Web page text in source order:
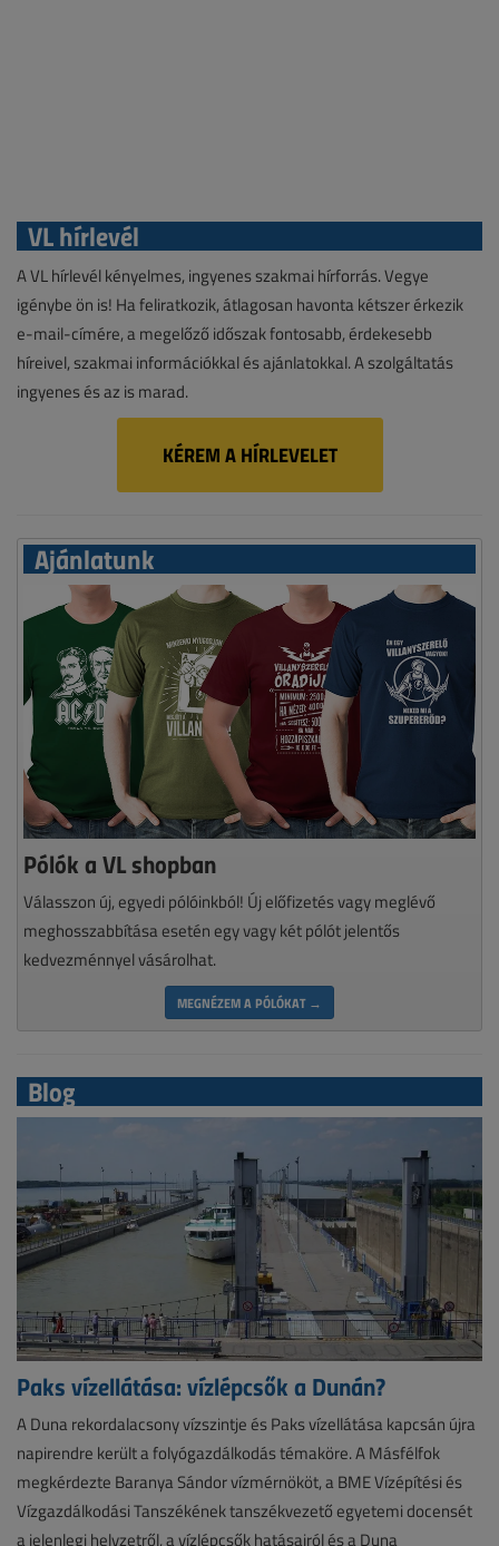
VL hírlevél
A VL hírlevél kényelmes, ingyenes szakmai hírforrás. Vegye
igénybe ön is! Ha feliratkozik, átlagosan havonta kétszer érkezik
e-mail-címére, a megelőző időszak fontosabb, érdekesebb
híreivel, szakmai információkkal és ajánlatokkal. A szolgáltatás
ingyenes és az is marad.
KÉREM A HÍRLEVELET
Ajánlatunk
Pólók a VL shopban
Válasszon új, egyedi pólóinkból! Új előfizetés vagy meglévő
meghosszabbítása esetén egy vagy két pólót jelentős
kedvezménnyel vásárolhat.
MEGNÉZEM A PÓLÓKAT →
Blog
Paks vízellátása: vízlépcsők a Dunán?
A Duna rekordalacsony vízszintje és Paks vízellátása kapcsán újra
napirendre került a folyógazdálkodás témaköre. A Másfélfok
megkérdezte Baranya Sándor vízmérnököt, a BME Vízépítési és
Vízgazdálkodási Tanszékének tanszékvezető egyetemi docensét
a jelenlegi helyzetről, a vízlépcsők hatásairól és a Duna